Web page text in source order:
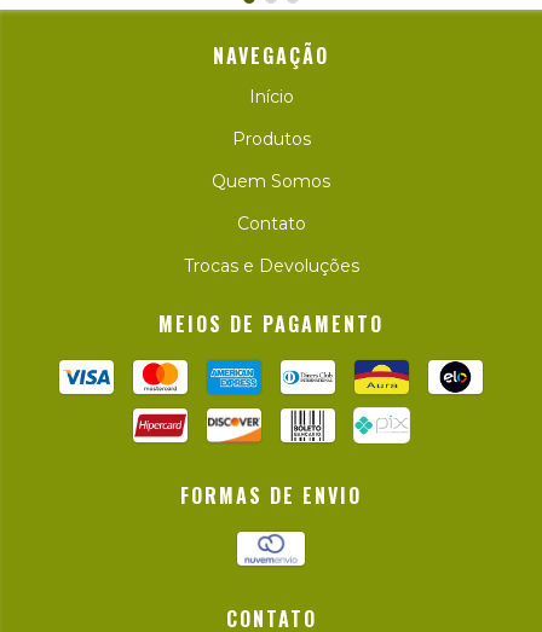
NAVEGAÇÃO
Início
Produtos
Quem Somos
Contato
Trocas e Devoluções
MEIOS DE PAGAMENTO
FORMAS DE ENVIO
CONTATO